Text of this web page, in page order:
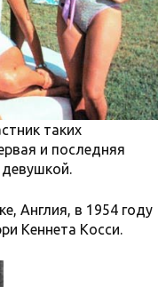
таких
и последняя
Англия, в 1954 году
Кеннета Косси.